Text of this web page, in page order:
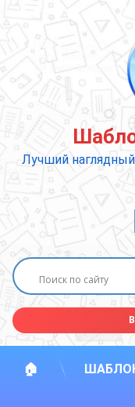
содержимому
Лучший
🏠